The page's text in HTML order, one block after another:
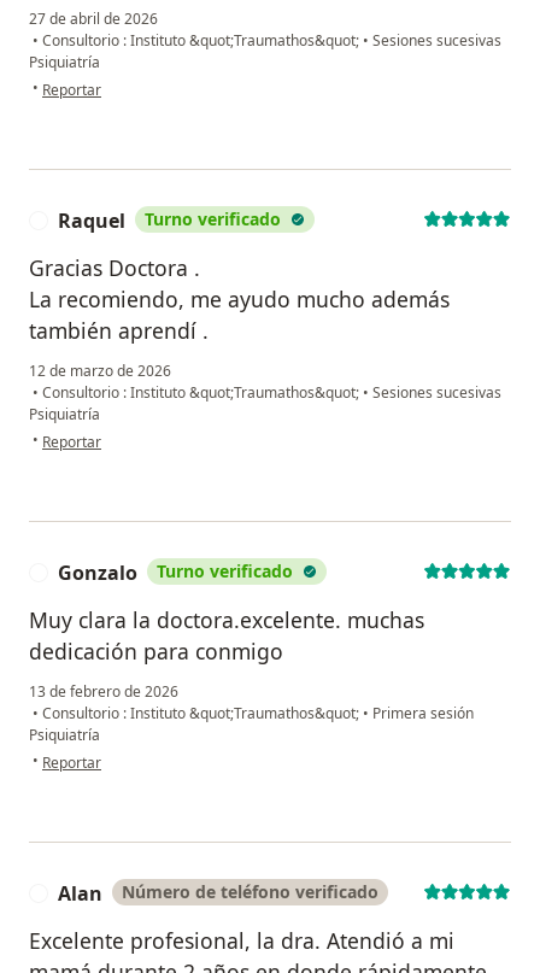
27 de abril de 2026
• Consultorio : Instituto &quot;Traumathos&quot; • Sesiones sucesivas
Psiquiatría
• en opinión del usuario Deo
Reportar
Raquel Turno verificado
Gracias Doctora .
La recomiendo, me ayudo mucho además
también aprendí .
12 de marzo de 2026
• Consultorio : Instituto &quot;Traumathos&quot; • Sesiones sucesivas
Psiquiatría
• en opinión del usuario Raquel
Reportar
Gonzalo Turno verificado
Muy clara la doctora.excelente. muchas
dedicación para conmigo
13 de febrero de 2026
• Consultorio : Instituto &quot;Traumathos&quot; • Primera sesión
Psiquiatría
• en opinión del usuario Gonzalo
Reportar
Alan Número de teléfono verificado
Excelente profesional, la dra. Atendió a mi